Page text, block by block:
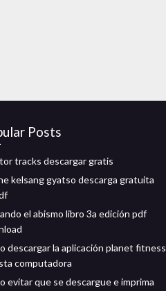
Posts
tracks descargar gratis
kelsang gyatso descarga gratuita
el abismo libro 3a edición pdf
descargar la aplicación planet fitness
computadora
evitar que se descargue e imprima